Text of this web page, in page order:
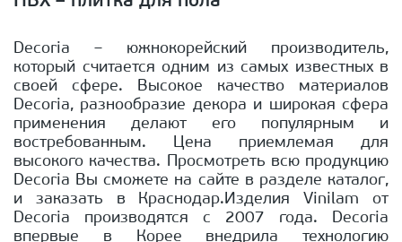
Decoria – южнокорейский производитель,
который считается одним из самых известных в
своей сфере. Высокое качество материалов
Decoria, разнообразие декора и широкая сфера
применения делают его популярным и
востребованным. Цена приемлемая для
высокого качества. Просмотреть всю продукцию
Decoria Вы сможете на сайте в разделе каталог,
и заказать в Краснодар.Изделия Vinilam от
Decoria производятся с 2007 года. Decoria
впервые в Корее внедрила технологию